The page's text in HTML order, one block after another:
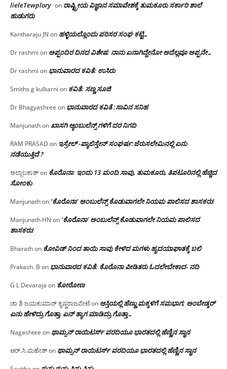
lieleTewplory on ರಾಷ್ಟ್ರೀಯ ವಿಜ್ಞಾನ ಸಮಾವೇಶಕ್ಕೆ‌ ತುಮಕೂರು ಸರ್ಕಾರಿ ಶಾಲೆ
ಹುಡುಗರು
Kantharaju JN on ಹಳ್ಳಿಯಲ್ಲೊಂದು ಪರಿಸರ ಸಂಘ ಕಟ್ಟಿ…
Dr rashmi on ಅಪ್ಪಂದಿರ ದಿನದ ವಿಶೇಷ: ನಾನು ಏನಾಗಿದ್ದೇನೋ‌ ಅದೆಲ್ಲವೂ ಅಪ್ಪನೇ…
Dr rashmi on ಭಾನುವಾರದ ಕವಿತೆ: ಉಸಿರು
Smiths g kulkarni on ಕವಿತೆ: ಸಣ್ಣ ಸೂಜಿ
Dr Bhagyashree on ಭಾನುವಾರದ ಕವಿತೆ :ಸಾವಿನ ಸನಿಹ
Manjunathonಖಾಸಗಿ ಆ್ಯಂಬುಲೆನ್ಸ್ ಗಳಿಗೆ ದರ ನಿಗದಿ
RAM PRASAD on ಇಸ್ರೇಲ್ -ಪ್ಯಾಲಿಸ್ತೇನ್ ಸಂಘರ್ಷ:ಜೆರುಸಲೇಮಿನಲ್ಲಿ ಏನು
ನಡೆಯುತ್ತಿದೆ ?
ಅಲ್ಲಾಬಕಾಶ್on ಕೊರೊನಾ: ಇಂದು 13 ಮಂದಿ ಸಾವು, ತುಮಕೂರು, ತಿಪಟೂರಿನಲ್ಲಿ ಹೆಚ್ಚಿದ
ಸೋಂಕು
Manjunathon ‘ಕೊರೊನಾ’ ಅಂಬುಲೆನ್ಸ್ ಕೊಡುವಾಗಲೇ ನಿಯಮ ಪಾಲಿಸದ ಶಾಸಕರು!
Manjunath HN on ‘ಕೊರೊನಾ’ ಅಂಬುಲೆನ್ಸ್ ಕೊಡುವಾಗಲೇ ನಿಯಮ ಪಾಲಿಸದ
ಶಾಸಕರು!
Bharathon ಕೋವಿಡ್ ನಿಂದ ತಾಯಿ ಸಾವು ಕೇಳಿದ ಮಗಳು ಹೃದಯಾಘಾತಕ್ಕೆ ಬಲಿ
Prakash. B on ಭಾನುವಾರದ ಕವಿತೆ: ಕೊರೊನಾ ಪೀಡಿತರು ಓದಲೇಬೇಕಾದ- ನದಿ
G L Devaraja on ಕೋರೋಣ
ಚಾ ಶಿ ಜಯಕುಮಾರ್ ಕೃಷ್ಣರಾಜಪೇಟೆon ಆಸ್ತಿಯಲ್ಲಿ ಹೆಣ್ಣು ಮಕ್ಕಳಿಗೆ ಸಮಭಾಗ; ಅಂಬೇಡ್ಕರ್
ಏನು ಹೇಳಿದ್ರು ಗೊತ್ತಾ, ಏನ್ ತ್ಯಾಗ ಮಾಡಿದ್ರು ಗೊತ್ತಾ…
Nagashtee on ಥಾಮ್ಸನ್ ರಾಯಿಟರ್ಸ್ ವರದಿಯೂ ಭಾರತದಲ್ಲಿ ಹೆಣ್ಣಿನ ಸ್ಥಾನ‌
ಆರ್.ಸಿ.ಮಹೇಶ್on ಥಾಮ್ಸನ್ ರಾಯಿಟರ್ಸ್ ವರದಿಯೂ ಭಾರತದಲ್ಲಿ ಹೆಣ್ಣಿನ ಸ್ಥಾನ‌